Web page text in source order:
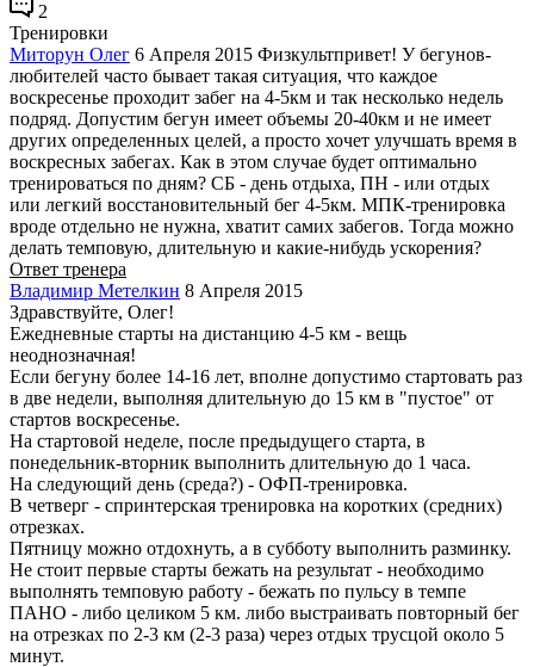
2
Тренировки
Миторун Олег 6 Апреля 2015 Физкультпривет! У бегунов-
любителей часто бывает такая ситуация, что каждое
воскресенье проходит забег на 4-5км и так несколько недель
подряд. Допустим бегун имеет объемы 20-40км и не имеет
других определенных целей, а просто хочет улучшать время в
воскресных забегах. Как в этом случае будет оптимально
тренироваться по дням? СБ - день отдыха, ПН - или отдых
или легкий восстановительный бег 4-5км. МПК-тренировка
вроде отдельно не нужна, хватит самих забегов. Тогда можно
делать темповую, длительную и какие-нибудь ускорения?
Ответ тренера
Владимир Метелкин 8 Апреля 2015
Здравствуйте, Олег!
Ежедневные старты на дистанцию 4-5 км - вещь
неоднозначная!
Если бегуну более 14-16 лет, вполне допустимо стартовать раз
в две недели, выполняя длительную до 15 км в "пустое" от
стартов воскресенье.
На стартовой неделе, после предыдущего старта, в
понедельник-вторник выполнить длительную до 1 часа.
На следующий день (среда?) - ОФП-тренировка.
В четверг - спринтерская тренировка на коротких (средних)
отрезках.
Пятницу можно отдохнуть, а в субботу выполнить разминку.
Не стоит первые старты бежать на результат - необходимо
выполнять темповую работу - бежать по пульсу в темпе
ПАНО - либо целиком 5 км. либо выстраивать повторный бег
на отрезках по 2-3 км (2-3 раза) через отдых трусцой около 5
минут.